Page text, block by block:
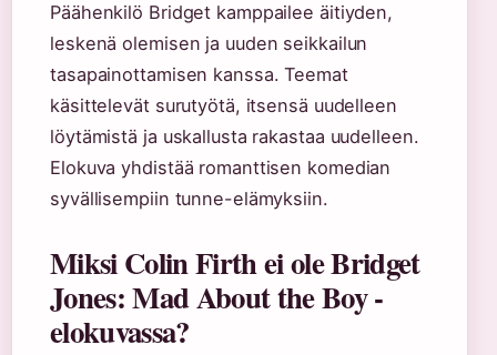
Päähenkilö Bridget kamppailee äitiyden,
leskenä olemisen ja uuden seikkailun
tasapainottamisen kanssa. Teemat
käsittelevät surutyötä, itsensä uudelleen
löytämistä ja uskallusta rakastaa uudelleen.
Elokuva yhdistää romanttisen komedian
syvällisempiin tunne-elämyksiin.
Miksi Colin Firth ei ole Bridget
Jones: Mad About the Boy -
elokuvassa?